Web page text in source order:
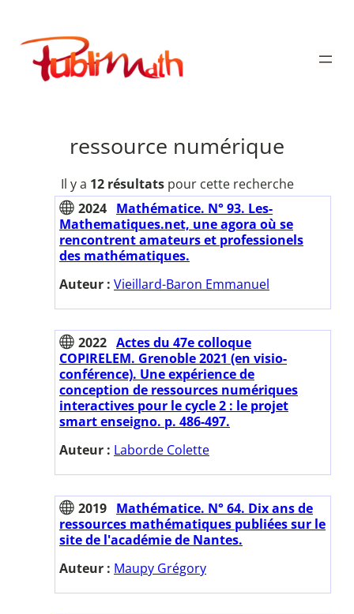
contenu
Publimath
ressource numérique
Il y a 12 résultatspour cette recherche
2024 Mathématice. N° 93. Les-
Mathematiques.net, une agora où se
rencontrent amateurs et professionels
des mathématiques.
Auteur : Vieillard-Baron Emmanuel
2022 Actes du 47e colloque
COPIRELEM. Grenoble 2021 (en visio-
conférence). Une expérience de
conception de ressources numériques
interactives pour le cycle 2 : le projet
smart enseigno. p. 486-497.
Auteur : Laborde Colette
2019 Mathématice. N° 64. Dix ans de
ressources mathématiques publiées sur le
site de l'académie de Nantes.
Auteur : Maupy Grégory